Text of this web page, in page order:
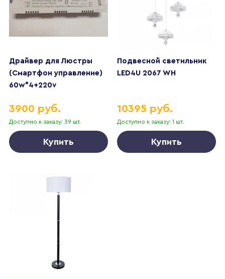
Драйвер для Люстры
(Смартфон управление)
60w*4+220v
Доступно к заказу: 39 шт.
3900 руб.
Купить
Подвесной светильник
LED4U 2067 WH
Доступно к заказу: 1 шт.
10395 руб.
Купить